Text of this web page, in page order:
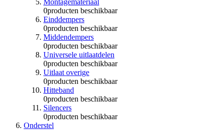
Montagemateriaal
0producten beschikbaar
Einddempers
0producten beschikbaar
Middendempers
0producten beschikbaar
Universele uitlaatdelen
0producten beschikbaar
Uitlaat overige
0producten beschikbaar
Hitteband
0producten beschikbaar
Silencers
0producten beschikbaar
Onderstel